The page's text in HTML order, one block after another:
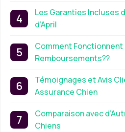
Les Garanties Incluses
d’April
Comment Fonctionnent
Remboursements??
Témoignages et Avis
Assurance Chien
Comparaison avec
Chiens